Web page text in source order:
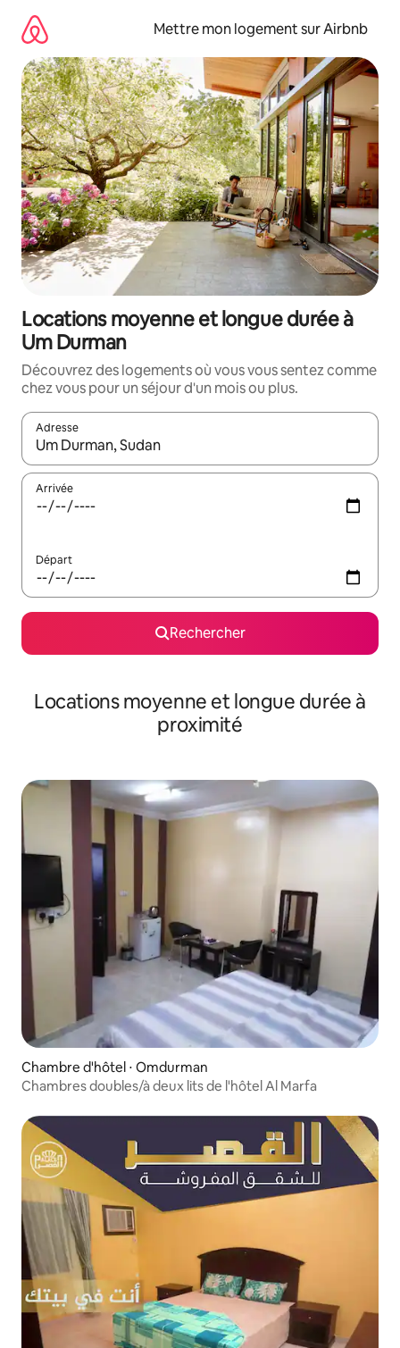
directement
contenu
Mettre mon logement sur Airbnb
Locations moyenne et longue durée à
Um Durman
Découvrez des logements où vous vous sentez comme
chez vous pour un séjour d'un mois ou plus.
Adresse
Lorsque les résultats s'affichent, utilisez les flèches vers le
Arrivée
Départ
Rechercher
Locations moyenne et longue durée à
proximité
Chambre d'hôtel ⋅ Omdurman
Chambres doubles/à deux lits de l'hôtel Al Marfa